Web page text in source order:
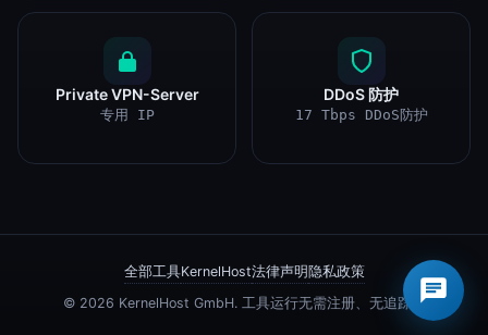
Private VPN-Server
专用 IP
DDoS 防护
17 Tbps DDoS防护
全部工具KernelHost法律声明 隐私政策
© 2026 KernelHost GmbH. 工具运行无需注册、无追踪。